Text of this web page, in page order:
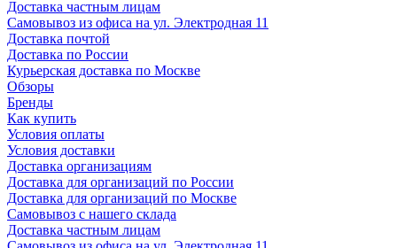
Доставка частным лицам
Самовывоз из офиса на ул. Электродная 11
Доставка почтой
Доставка по России
Курьерская доставка по Москве
Обзоры
Бренды
Как купить
Условия оплаты
Условия доставки
Доставка организациям
Доставка для организаций по России
Доставка для организаций по Москве
Самовывоз с нашего склада
Доставка частным лицам